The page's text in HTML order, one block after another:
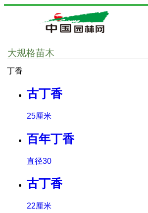
大规格苗木
丁香
古丁香
25厘米
百年丁香
直径30
古丁香
22厘米